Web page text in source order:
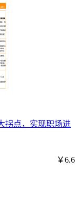
拐点，实现职场进
￥6.6